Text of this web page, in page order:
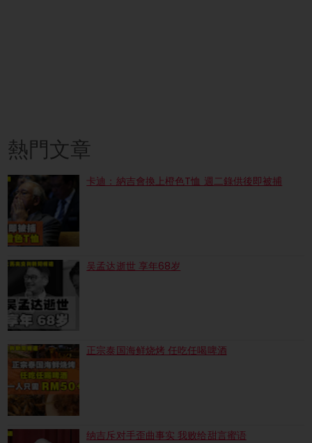
熱門文章
卡迪：納吉會換上橙色T恤 週二錄供後即被捕
吴孟达逝世 享年68岁
正宗泰国海鲜烧烤 任吃任喝啤酒
纳吉斥对手歪曲事实 我败给甜言蜜语